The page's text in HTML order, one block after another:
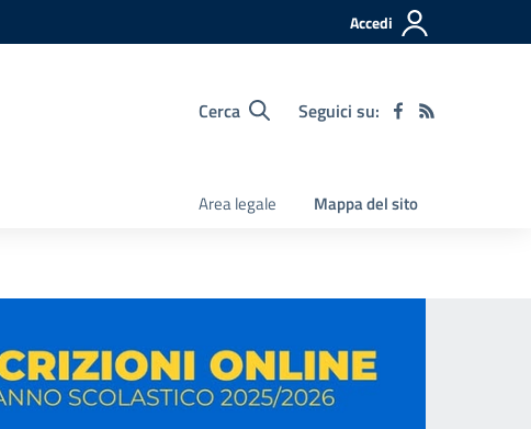
Accedi
Cerca Seguici su:
Area legale Mappa del sito